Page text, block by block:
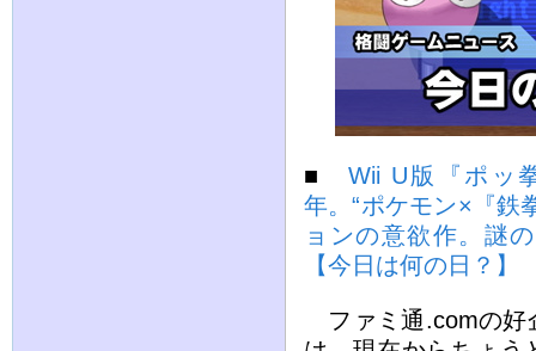
■Wii U版『ポッ
年。“ポケモン×『鉄
ョンの意欲作。謎
【今日は何の日？】
ファミ通.comの好